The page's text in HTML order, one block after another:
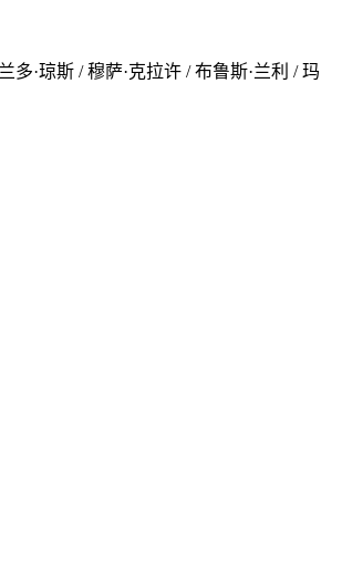
多·琼斯 / 穆萨·克拉许 / 布鲁斯·兰利 / 玛